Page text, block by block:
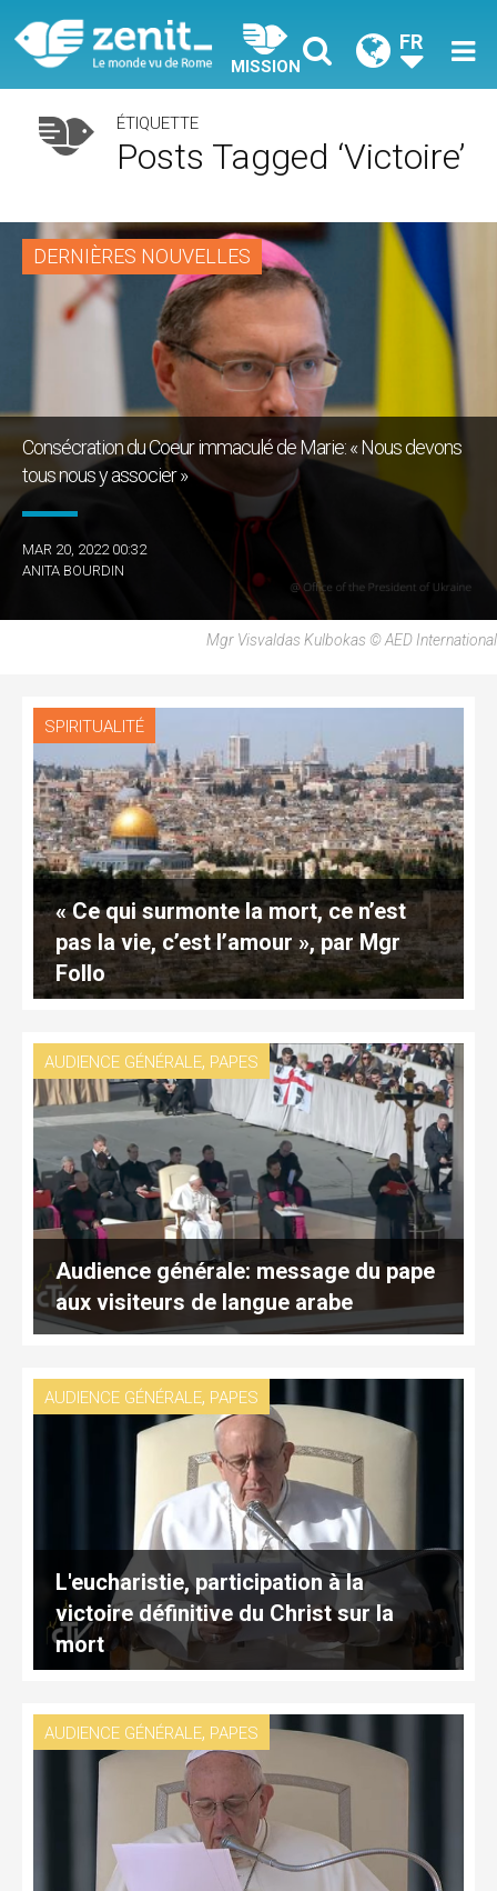
MISSION
FR
ÉTIQUETTE
Posts Tagged ‘victoire’
DERNIÈRES NOUVELLES
Consécration du Coeur immaculé de Marie: « Nous devons
tous nous y associer »
MAR 20, 2022 00:32
ANITA BOURDIN
Mgr Visvaldas Kulbokas © AED International
SPIRITUALITÉ
« Ce qui surmonte la mort, ce n’est
pas la vie, c’est l’amour », par Mgr
Follo
AUDIENCE GÉNÉRALE, PAPES
Audience générale: message du pape
aux visiteurs de langue arabe
AUDIENCE GÉNÉRALE, PAPES
L'eucharistie, participation à la
victoire définitive du Christ sur la
mort
AUDIENCE GÉNÉRALE, PAPES